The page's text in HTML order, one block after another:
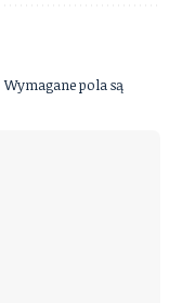
Wymagane pola są